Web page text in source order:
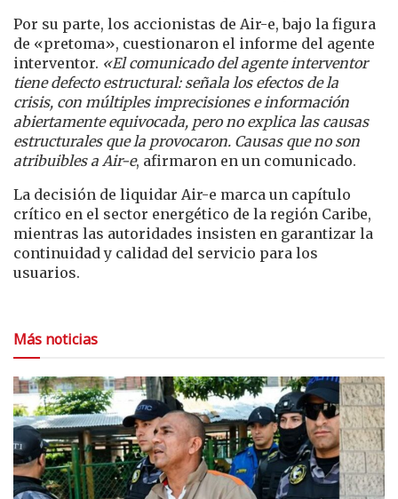
Por su parte, los accionistas de Air-e, bajo la figura
de «pretoma», cuestionaron el informe del agente
interventor. «El comunicado del agente interventor
tiene defecto estructural: señala los efectos de la
crisis, con múltiples imprecisiones e información
abiertamente equivocada, pero no explica las causas
estructurales que la provocaron. Causas que no son
atribuibles a Air-e, afirmaron en un comunicado.
La decisión de liquidar Air-e marca un capítulo
crítico en el sector energético de la región Caribe,
mientras las autoridades insisten en garantizar la
continuidad y calidad del servicio para los
usuarios.
Más noticias